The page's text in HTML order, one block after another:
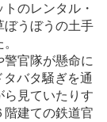
のレンタル・
ぼうぼうの土手
官隊が懸命に
バタ騒ぎを通
ら見ていたりす
階建ての鉄道官